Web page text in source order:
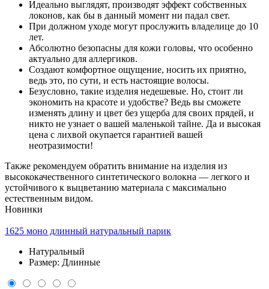
Идеально выглядят, производят эффект собственных
локонов, как бы в данный момент ни падал свет.
При должном уходе могут прослужить владелице до 10
лет.
Абсолютно безопасны для кожи головы, что особенно
актуально для аллергиков.
Создают комфортное ощущение, носить их приятно,
ведь это, по сути, и есть настоящие волосы.
Безусловно, такие изделия недешевые. Но, стоит ли
экономить на красоте и удобстве? Ведь вы сможете
изменять длину и цвет без ущерба для своих прядей, и
никто не узнает о вашей маленькой тайне. Да и высокая
цена с лихвой окупается гарантией вашей
неотразимости!
Также рекомендуем обратить внимание на изделия из
высококачественного синтетического волокна — легкого и
устойчивого к выцветанию материала с максимально
естественным видом.
Новинки
1625 моно длинный натуральный парик
Натуральный
Размер: Длинные